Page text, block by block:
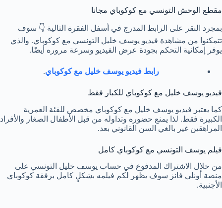
مقطع الوحش التونسي مع كوكوباي مجانا
بمجرد النقر على الرابط المدرج في أسفل الفقرة التالية 👇 سوف
تتمكنوا من مشاهدة فيديو يوسف خليل التونسي مع كوكوباي. والذي
يوفر إمكانية التحكم بجودة عرض الفيديو وسرعة مروره أيضًا.
رابط فيديو يوسف خليل مع كوكوباي.
فيديو يوسف خليل مع كوكوباي للكبار فقط
كما يعتبر فيديو يوسف خليل مع كوكوباي مخصص للفئة العمرية
الكبيرة فقط. لذا يمنع حضوره وتداوله من قبل الأطفال الصغار والأفراد
المراهقين غير بالغي السن القانوني بعد.
فيلم يوسف التونسي مع كوكوباي كامل
من خلال الاشتراك المدفوع في حساب يوسف خليل التونسي على
منصة أونلي فانز سوف يظهر لكم فيلمه بشكلٍ كامل برفقة كوكوباي
الأجنبية.